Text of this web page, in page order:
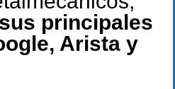
sus principales
Arista y